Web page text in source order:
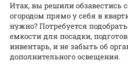
Итак, вы решили обзавестись
огородом прямо у себя в
нужно? Потребуется
емкости для посадки,
инвентарь, и не забыть об
дополнительного освещения.